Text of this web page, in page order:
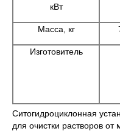
кВт
Масса, кг
Изготовитель
Ситогидроциклонная
для очистки растворов от